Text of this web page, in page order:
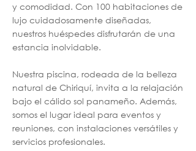
y comodidad. Con 100 habitaciones de
lujo cuidadosamente diseñadas,
nuestros huéspedes disfrutarán de una
estancia inolvidable.
Nuestra piscina, rodeada de la belleza
natural de Chiriquí, invita a la relajación
bajo el cálido sol panameño. Además,
somos el lugar ideal para eventos y
reuniones, con instalaciones versátiles y
servicios profesionales.